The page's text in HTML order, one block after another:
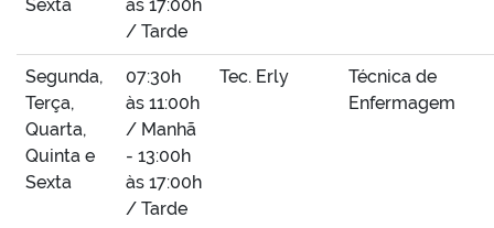
Sexta
às 17:00h
/ Tarde
Segunda,
Terça,
Quarta,
Quinta e
Sexta
07:30h
às 11:00h
/ Manhã
- 13:00h
às 17:00h
/ Tarde
Tec. Erly
Técnica de
Enfermagem